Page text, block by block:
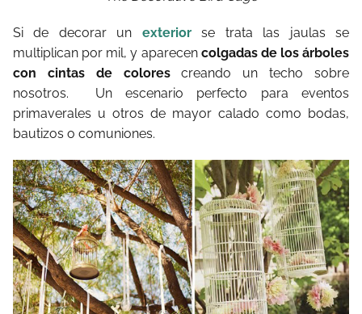
Si de decorar un exterior
se trata las jaulas se
multiplican por mil, y aparecen colgadas de los árboles
con cintas de colorescreando un techo sobre
nosotros. Un escenario perfecto para eventos
primaverales u otros de mayor calado como bodas,
bautizos o comuniones.